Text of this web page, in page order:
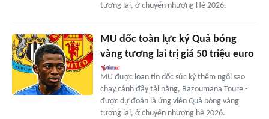
tương lai, ở chuyển nhượng Hè 2026.
MU dốc toàn lực ký Quả bóng
vàng tương lai trị giá 50 triệu euro
MU được loan tin dốc sức ký thêm ngôi sao
chạy cánh đầy tài năng, Bazoumana Toure -
được dự đoán là ứng viên Quả bóng vàng
tương lai, ở chuyển nhượng hè 2026.